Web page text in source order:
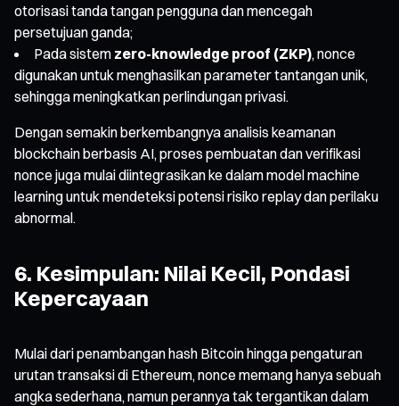
otorisasi tanda tangan pengguna dan mencegah
persetujuan ganda;
Pada sistem zero-knowledge proof (ZKP), nonce
digunakan untuk menghasilkan parameter tantangan unik,
sehingga meningkatkan perlindungan privasi.
Dengan semakin berkembangnya analisis keamanan
blockchain berbasis AI, proses pembuatan dan verifikasi
nonce juga mulai diintegrasikan ke dalam model machine
learning untuk mendeteksi potensi risiko replay dan perilaku
abnormal.
6. Kesimpulan: Nilai Kecil, Pondasi
Kepercayaan
Mulai dari penambangan hash Bitcoin hingga pengaturan
urutan transaksi di Ethereum, nonce memang hanya sebuah
angka sederhana, namun perannya tak tergantikan dalam